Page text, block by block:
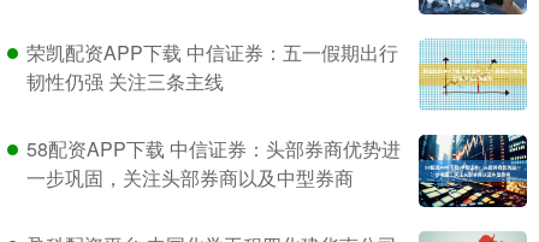
荣凯配资APP下载 中信证券：五一假期出行
韧性仍强 关注三条主线
58配资APP下载 中信证券：头部券商优势进
一步巩固，关注头部券商以及中型券商